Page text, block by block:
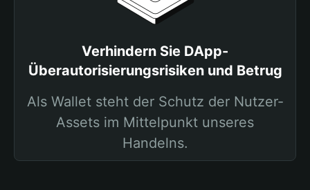
Verhindern Sie DApp-
Überautorisierungsrisiken und Betrug
Als Wallet steht der Schutz der Nutzer-
Assets im Mittelpunkt unseres
Handelns.